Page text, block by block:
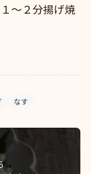
〜２分揚げ焼
なす